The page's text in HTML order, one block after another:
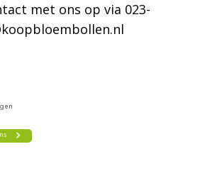
met ons op via 023-